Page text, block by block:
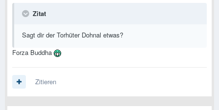
Zitat
Sagt dir der Torhüter Dohnal etwas?
Forza Buddha
Zitieren